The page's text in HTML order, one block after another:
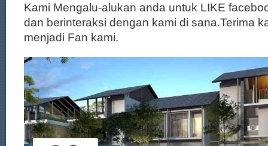
Kami Mengalu-alukan anda untuk LIKE
dan berinteraksi dengan kami di sana.Terima
menjadi Fan kami.